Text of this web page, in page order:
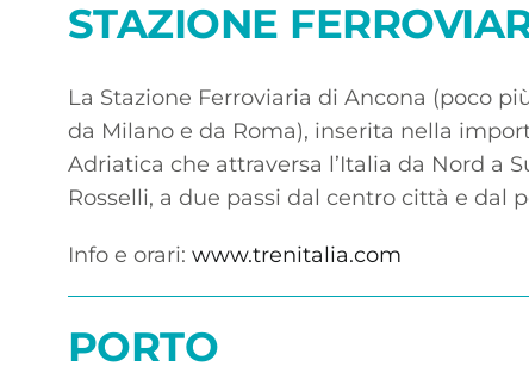
STAZIONE
La Stazione Ferroviaria di Ancona (poco
da Milano e da Roma), inserita nella
Adriatica che attraversa l’Italia da Nord a
Rosselli, a due passi dal centro città e dal
Info e orari: www.trenitalia.com
PORTO